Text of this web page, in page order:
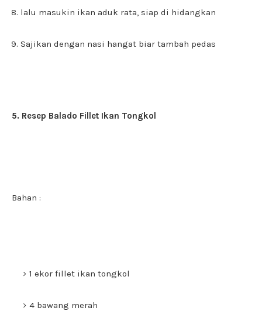
lalu masukin ikan aduk rata, siap di hidangkan
Sajikan dengan nasi hangat biar tambah pedas
5. Resep Balado Fillet Ikan Tongkol
Bahan :
1 ekor fillet ikan tongkol
4 bawang merah